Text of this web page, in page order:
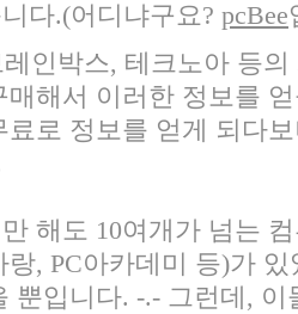
다.(어디냐구요? pcBee
인박스, 테크노아 등
매해서 이러한 정보를
료로 정보를 얻게 되다
해도 10여개가 넘는
랑, PC아카데미 등)가
뿐입니다. -.- 그런데,